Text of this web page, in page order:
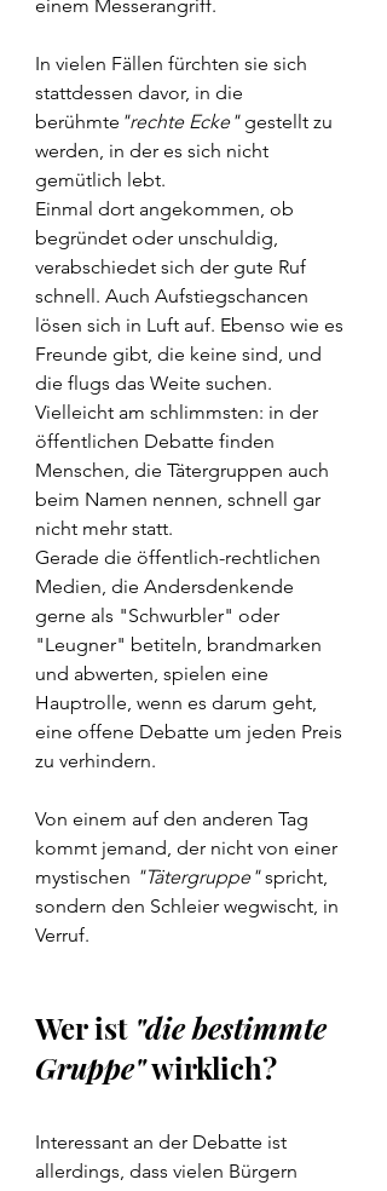
einem Messerangriff.
In vielen Fällen fürchten sie sich
stattdessen davor, in die
berühmte "rechte Ecke" gestellt zu
werden, in der es sich nicht
gemütlich lebt.
Einmal dort angekommen, ob
begründet oder unschuldig,
verabschiedet sich der gute Ruf
schnell. Auch Aufstiegschancen
lösen sich in Luft auf. Ebenso wie es
Freunde gibt, die keine sind, und
die flugs das Weite suchen.
Vielleicht am schlimmsten: in der
öffentlichen Debatte finden
Menschen, die Tätergruppen auch
beim Namen nennen, schnell gar
nicht mehr statt.
Gerade die öffentlich-rechtlichen
Medien, die Andersdenkende
gerne als "Schwurbler" oder
"Leugner" betiteln, brandmarken
und abwerten, spielen eine
Hauptrolle, wenn es darum geht,
eine offene Debatte um jeden Preis
zu verhindern.
Von einem auf den anderen Tag
kommt jemand, der nicht von einer
mystischen "Tätergruppe" spricht,
sondern den Schleier wegwischt, in
Verruf.
Wer ist "die bestimmte
Gruppe" wirklich?
Interessant an der Debatte ist
allerdings, dass vielen Bürgern